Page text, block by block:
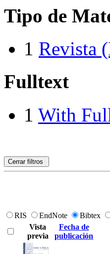
Tipo de
1 Revista
Fulltext
1 With
Cerrar filtros
RIS EndNote Bibtex
Vista
previa
Fecha de
publicación